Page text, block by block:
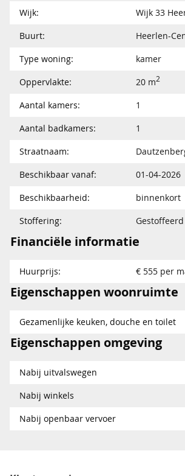
Wijk:
Wijk 33
Buurt:
Heerlen-
Type woning:
kamer
Oppervlakte:
20 m2
Aantal kamers:
1
Aantal badkamers:
1
Straatnaam:
Beschikbaar vanaf:
01-04-2026
Beschikbaarheid:
binnenkort
Stoffering:
Gestoffeerd
Financiële informatie
Huurprijs: € 555 per
Eigenschappen woonruimte
Gezamenlijke keuken, douche en toilet
Eigenschappen omgeving
Nabij uitvalswegen
Nabij winkels
Nabij openbaar vervoer